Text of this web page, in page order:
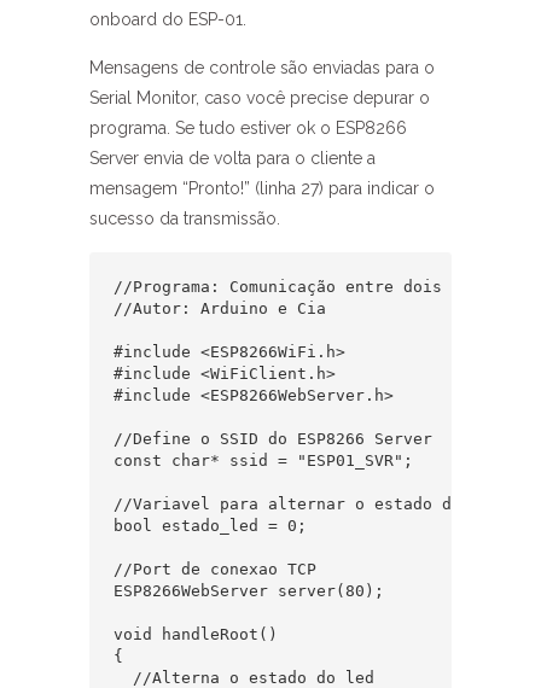
onboard do ESP-01.
Mensagens de controle são enviadas para o
Serial Monitor, caso você precise depurar o
programa. Se tudo estiver ok o ESP8266
Server envia de volta para o cliente a
mensagem “Pronto!” (linha 27) para indicar o
sucesso da transmissão.
//Programa: Comunicação entre dois ESP8266
//Autor: Arduino e Cia
#include <ESP8266WiFi.h>
#include <WiFiClient.h>
#include <ESP8266WebServer.h>
//Define o SSID do ESP8266 Server
const char* ssid = "ESP01_SVR";
//Variavel para alternar o estado do led
bool estado_led = 0;
//Port de conexao TCP
ESP8266WebServer server(80);
void handleRoot()
{
  //Alterna o estado do led